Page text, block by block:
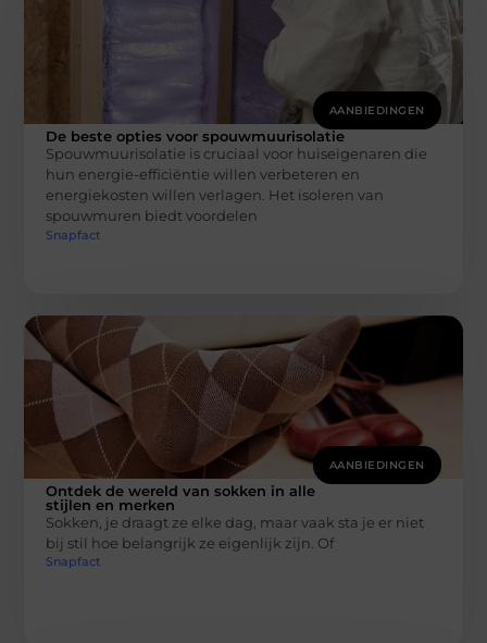
AANBIEDINGEN
De beste opties voor spouwmuurisolatie
Spouwmuurisolatie is cruciaal voor huiseigenaren die
hun energie-efficiëntie willen verbeteren en
energiekosten willen verlagen. Het isoleren van
spouwmuren biedt voordelen
Snapfact
AANBIEDINGEN
Ontdek de wereld van sokken in alle
stijlen en merken
Sokken, je draagt ze elke dag, maar vaak sta je er niet
bij stil hoe belangrijk ze eigenlijk zijn. Of
Snapfact